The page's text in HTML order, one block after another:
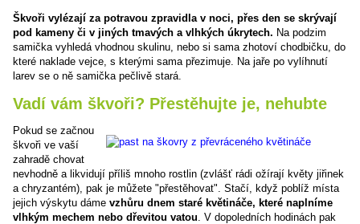
Škvoři vylézají za potravou zpravidla v noci, přes den se skrývají
pod kameny či v jiných tmavých a vlhkých úkrytech. Na podzim
samička vyhledá vhodnou skulinu, nebo si sama zhotoví chodbičku, do
které naklade vejce, s kterými sama přezimuje. Na jaře po vylíhnutí
larev se o ně samička pečlivě stará.
Vadí vám škvoři? Přestěhujte je, nehubte
Pokud se začnou
škvoři ve vaší
zahradě chovat
nevhodně a likvidují příliš mnoho rostlin (zvlášť rádi ožírají květy jiřinek
a chryzantém), pak je můžete "přestěhovat". Stačí, když poblíž místa
jejich výskytu dáme vzhůru dnem staré květináče, které naplníme
vlhkým mechem nebo dřevitou vatou . V dopoledních hodinách pak